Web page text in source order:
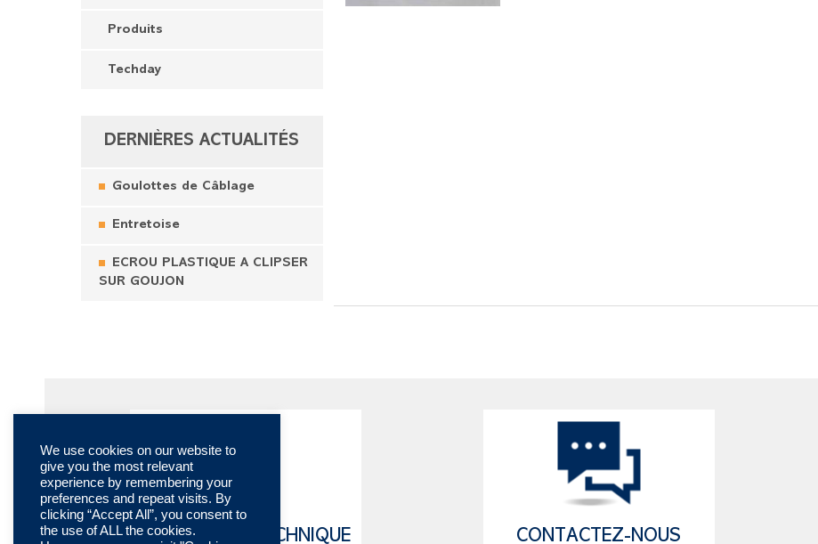
Produits
Techday
DERNIÈRES ACTUALITÉS
Goulottes de Câblage
Entretoise
ECROU PLASTIQUE A CLIPSER
SUR GOUJON
CATALOGUE TECHNIQUE CONTACTEZ-NOUS
We use cookies on our website to
give you the most relevant
experience by remembering your
preferences and repeat visits. By
clicking “Accept All”, you consent to
the use of ALL the cookies.